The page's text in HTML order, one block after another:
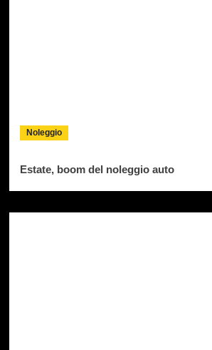
Noleggio
Estate, boom del noleggio auto